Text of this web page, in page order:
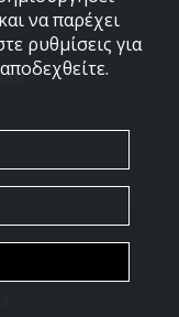
να παρέχει
ρυθμίσεις για